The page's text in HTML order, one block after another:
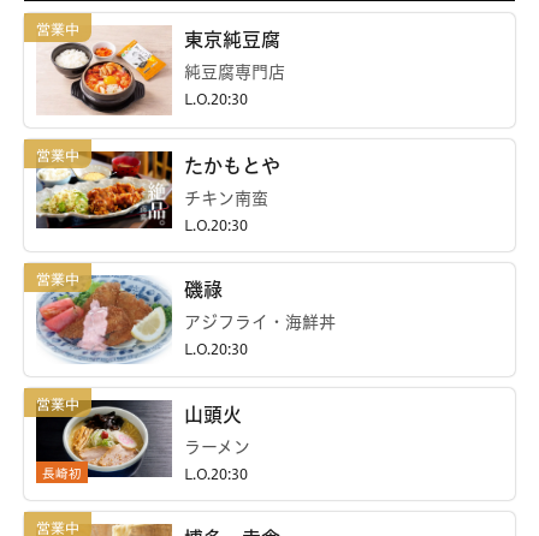
東京純豆腐
純豆腐専門店
L.O.20:30
たかもとや
チキン南蛮
L.O.20:30
磯祿
アジフライ・海鮮丼
L.O.20:30
長崎初
山頭火
ラーメン
L.O.20:30